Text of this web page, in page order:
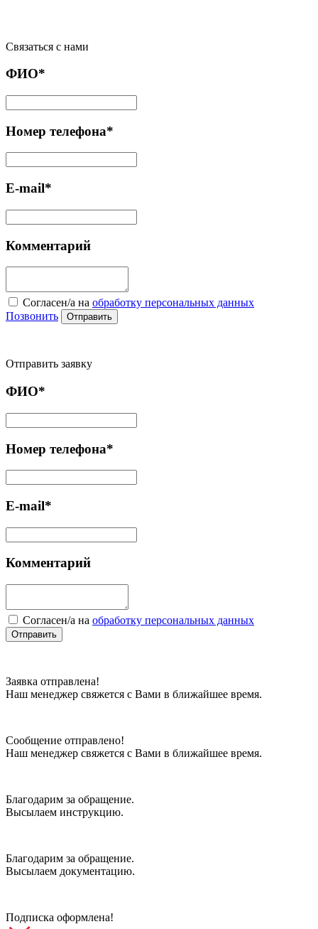
Связаться с нами
ФИО*
Номер телефона*
E-mail*
Комментарий
Cогласен/а на обработку персональных данных
Позвонить
Отправить
Отправить заявку
ФИО*
Номер телефона*
E-mail*
Комментарий
Cогласен/а на обработку персональных данных
Отправить
Заявка отправлена!
Наш менеджер свяжется с Вами в ближайшее время.
Сообщение отправлено!
Наш менеджер свяжется с Вами в ближайшее время.
Благодарим за обращение.
Высылаем инструкцию.
Благодарим за обращение.
Высылаем документацию.
Подписка оформлена!